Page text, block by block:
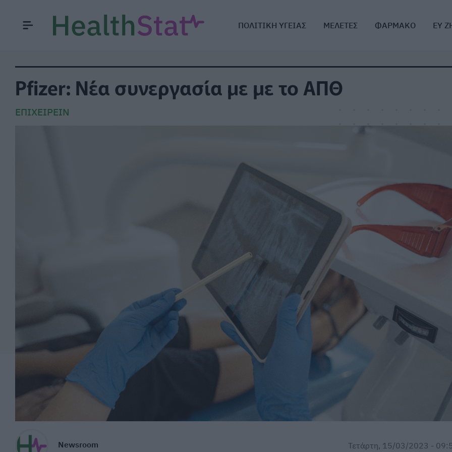
ΠΟΛΙΤΙΚΗ ΥΓΕΙΑΣ ΜΕΛΕΤΕΣ ΦΑΡΜΑΚΟ ΕΥ
Pfizer: Νέα συνεργασία με με το ΑΠΘ
ΕΠΙΧΕΙΡΕΊΝ
Newsroom Τετάρτη, 15/03/2023 -